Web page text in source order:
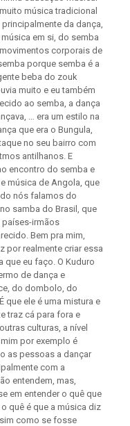
música tradicional
da dança,
em si, do semba
corporais de
porque semba é a
beba do zouk
muito e eu também
ao semba, a dança
… era um estilo na
que era o Bungula,
no seu bairro com
antilhanos. E
encontro do semba e
música de Angola, que
nós falamos do
samba do Brasil, que
países-irmãos
Bem pra mim,
por realmente criar essa
que eu faço. O Kuduro
de dança e
do dombolo, do
que ele é uma mistura e
traz cá para fora e
culturas, a nível
por exemplo é
as pessoas a dançar
com a
entendem, mas,
em entender o quê que
quê é que a música diz
como se fosse